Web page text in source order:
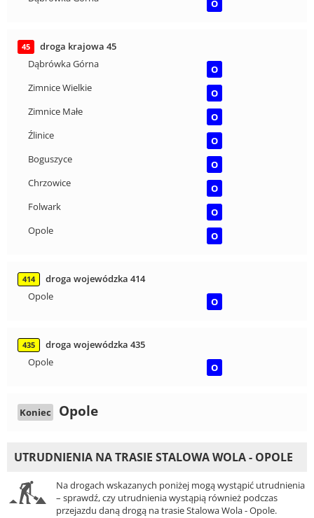
O
45
droga krajowa 45
Dąbrówka Górna
O
Zimnice Wielkie
O
Zimnice Małe
O
Źlinice
O
Boguszyce
O
Chrzowice
O
Folwark
O
Opole
O
414
droga wojewódzka 414
Opole
O
435
droga wojewódzka 435
Opole
O
Koniec Opole
UTRUDNIENIA NA TRASIE STALOWA WOLA - OPOLE
Na drogach wskazanych poniżej mogą wystąpić utrudnienia
– sprawdź, czy utrudnienia wystąpią również podczas
przejazdu daną drogą na trasie Stalowa Wola - Opole.